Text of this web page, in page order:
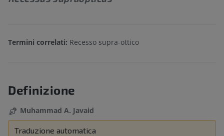
Termini correlati: Recesso supra-ottico
Definizione
Muhammad A. Javaid
Traduzione automatica